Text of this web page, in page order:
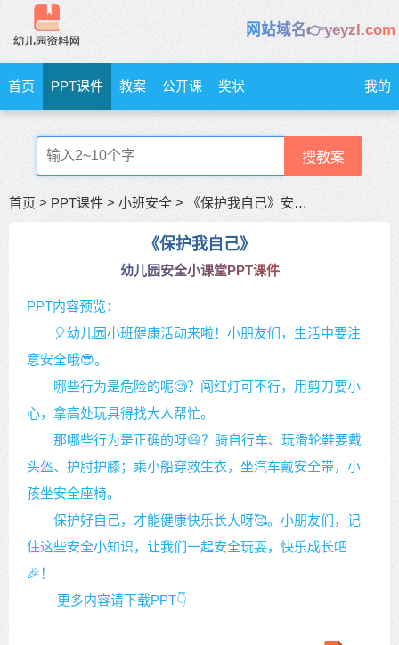
网站域名👉yeyzl.com
首页 PPT课件 教案 公开课 奖状 我的
搜教案
首页 > PPT课件 > 小班安全 > 《保护我自己》安全小课堂
《保护我自己》
幼儿园安全小课堂PPT课件
PPT内容预览：
🎈幼儿园小班健康活动来啦！小朋友们，生活中要注
意安全哦😎。
哪些行为是危险的呢🧐？闯红灯可不行，用剪刀要小
心，拿高处玩具得找大人帮忙。
那哪些行为是正确的呀😃？骑自行车、玩滑轮鞋要戴
头盔、护肘护膝；乘小船穿救生衣，坐汽车戴安全带，小
孩坐安全座椅。
保护好自己，才能健康快乐长大呀🥰。小朋友们，记
住这些安全小知识，让我们一起安全玩耍，快乐成长吧
🎉！
更多内容请下载PPT👇